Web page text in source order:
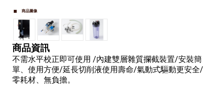
商品圖像
商品資訊
不需水平校正即可使用 /內建雙層雜質攔截裝置/安裝簡
單、使用方便/延長切削液使用壽命/氣動式驅動更安全/
零耗材、無負擔。